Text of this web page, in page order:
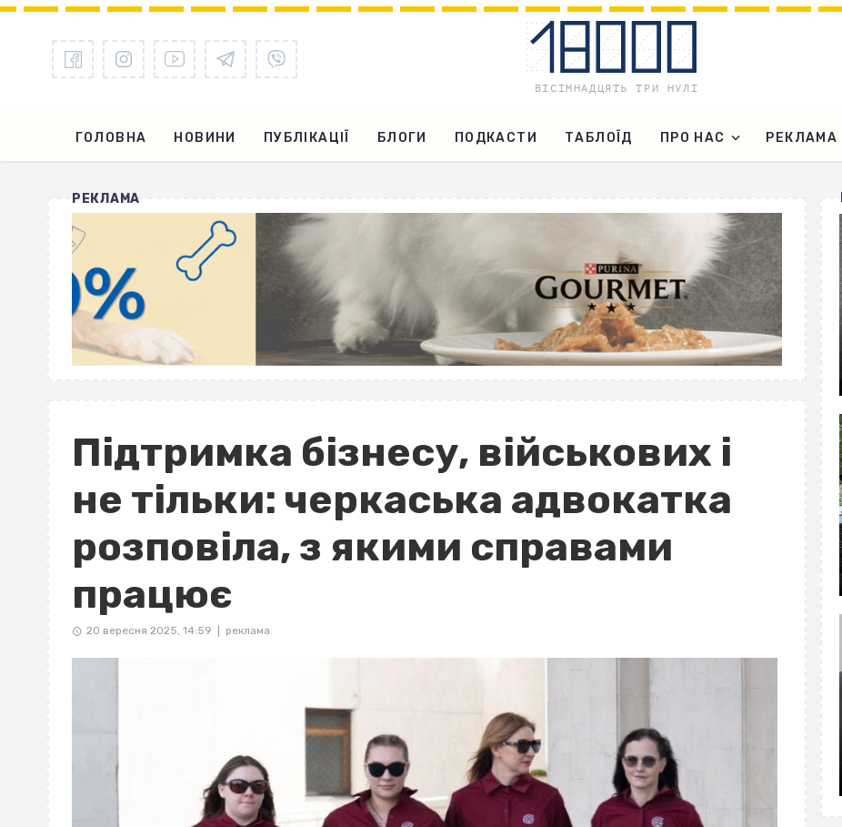
ГОЛОВНА НОВИНИ ПУБЛІКАЦІЇ БЛОГИ ПОДКАСТИ ТАБЛОЇД ПРО НАС РЕКЛАМА
РЕКЛАМА
Підтримка бізнесу, військових і
не тільки: черкаська адвокатка
розповіла, з якими справами
працює
20 вересня 2025, 14:59 реклама